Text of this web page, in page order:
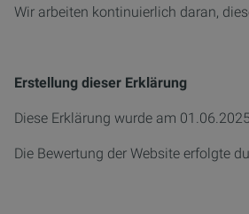
Wir arbeiten kontinuierlich daran,
Erstellung dieser Erklärung
Diese Erklärung wurde am
Die Bewertung der Website erfolgte